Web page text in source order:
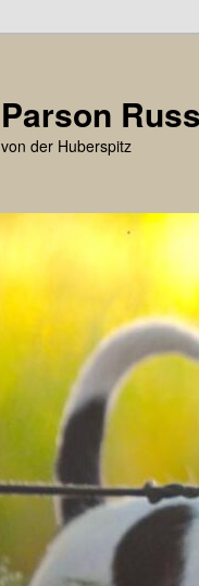
Parson
von der Huberspitz